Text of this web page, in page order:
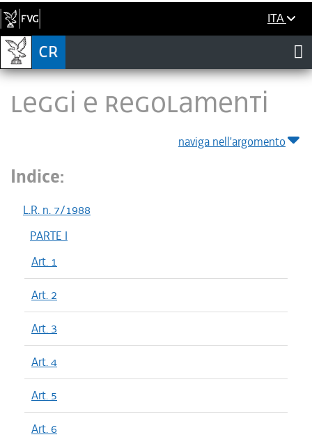
ITA
LEGGI E REGOLAMENTI
naviga nell'argomento
Indice:
L.R. n. 7/1988
PARTE I
Art. 1
Art. 2
Art. 3
Art. 4
Art. 5
Art. 6